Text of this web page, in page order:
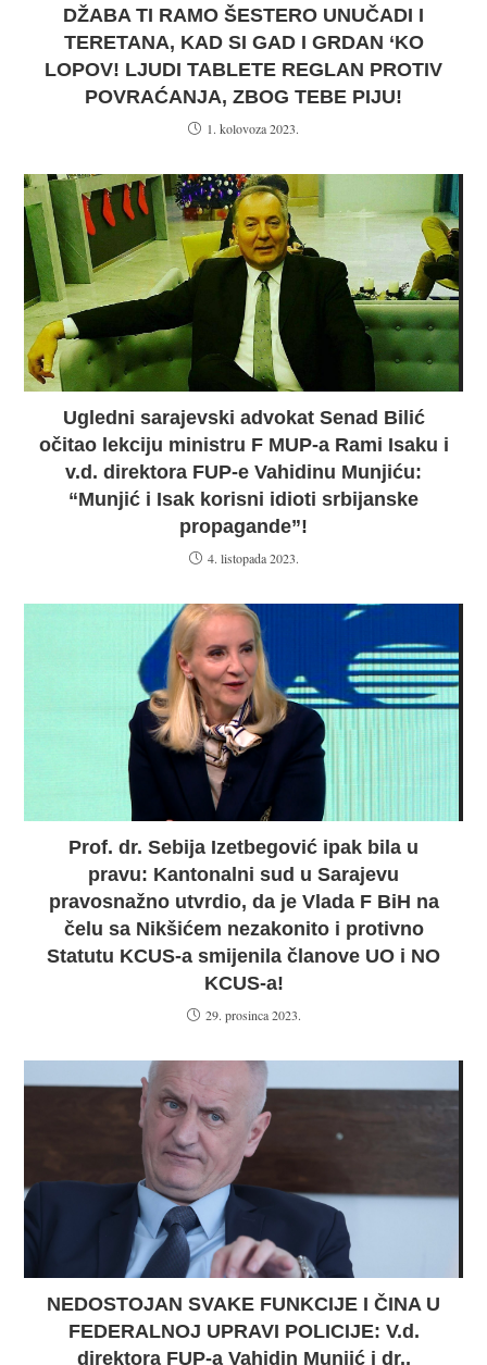
DŽABA TI RAMO ŠESTERO UNUČADI I
TERETANA, KAD SI GAD I GRDAN ‘KO
LOPOV! LJUDI TABLETE REGLAN PROTIV
POVRAĆANJA, ZBOG TEBE PIJU!
1. kolovoza 2023.
Ugledni sarajevski advokat Senad Bilić
očitao lekciju ministru F MUP-a Rami Isaku i
v.d. direktora FUP-e Vahidinu Munjiću:
“Munjić i Isak korisni idioti srbijanske
propagande”!
4. listopada 2023.
Prof. dr. Sebija Izetbegović ipak bila u
pravu: Kantonalni sud u Sarajevu
pravosnažno utvrdio, da je Vlada F BiH na
čelu sa Nikšićem nezakonito i protivno
Statutu KCUS-a smijenila članove UO i NO
KCUS-a!
29. prosinca 2023.
NEDOSTOJAN SVAKE FUNKCIJE I ČINA U
FEDERALNOJ UPRAVI POLICIJE: V.d.
direktora FUP-a Vahidin Munjić i dr.,